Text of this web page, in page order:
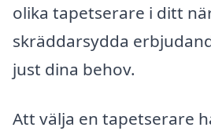
olika tapetserare i ditt
skräddarsydda
just dina behov.
Att välja en tapetserare